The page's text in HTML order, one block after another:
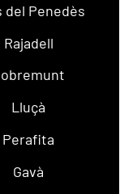
del Penedès
Rajadell
Lluçà
Perafita
Gavà